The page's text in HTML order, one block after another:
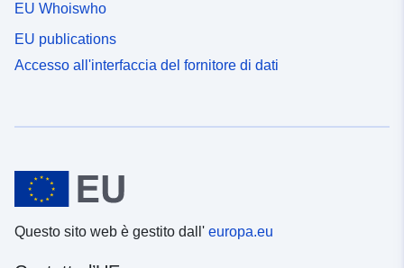
EU Whoiswho
EU publications
Accesso all'interfaccia del fornitore di dati
Questo sito web è gestito dall' europa.eu